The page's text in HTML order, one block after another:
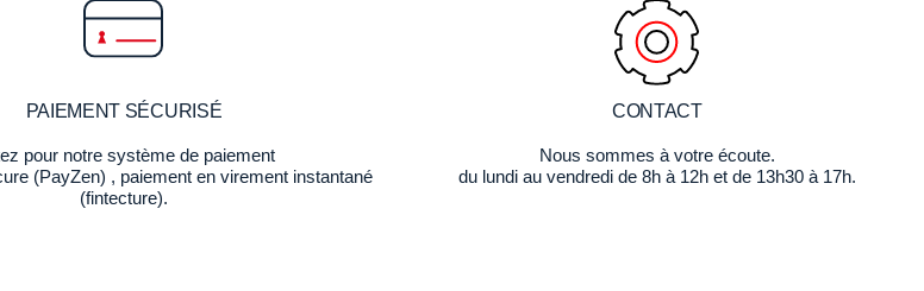
PAIEMENT SÉCURISÉ
pour notre système de paiement
(PayZen) , paiement en virement instantané
(fintecture).
CONTACT
Nous sommes à votre écoute.
du lundi au vendredi de 8h à 12h et de 13h30 à 17h.